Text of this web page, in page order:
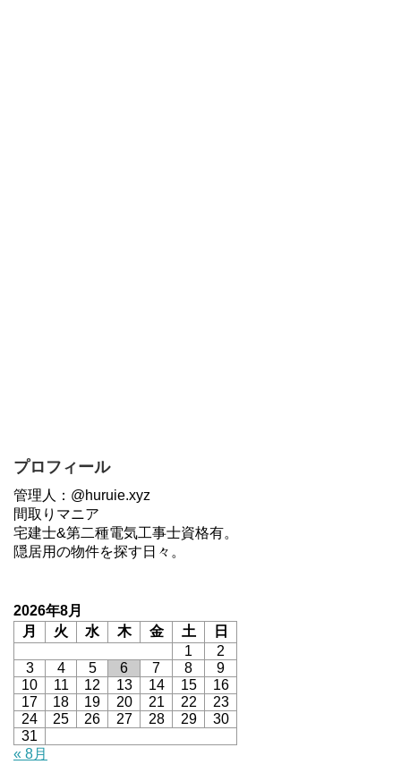
プロフィール
管理人：@huruie.xyz
間取りマニア
宅建士&第二種電気工事士資格有。
隠居用の物件を探す日々。
2026年8月
月
火 水 木 金 土
日
1
2
3
4 5 6 7 8
9
10
11 12 13 14 15
16
17
18 19 20 21 22
23
24
25 26 27 28 29
30
31
« 8月